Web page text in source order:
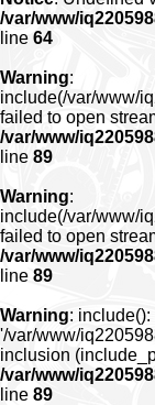
/var/www/
line 64
Warning:
include(/var/www/
failed to open
/var/www/
line 89
Warning:
include(/var/www/
failed to open
/var/www/
line 89
Warning:
'/var/www/
inclusion
/var/www/
line 89